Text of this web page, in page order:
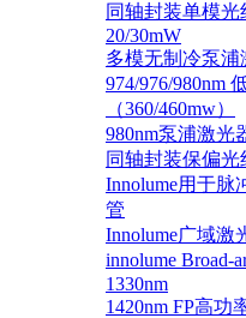
同轴封装单模光
20/30mW
多模无制冷泵浦
974/976/980nm
（360/460mw）
980nm泵浦激光
同轴封装保偏光
Innolume用于脉
管
Innolume广域激
innolume Broad-
1330nm
1420nm FP高功